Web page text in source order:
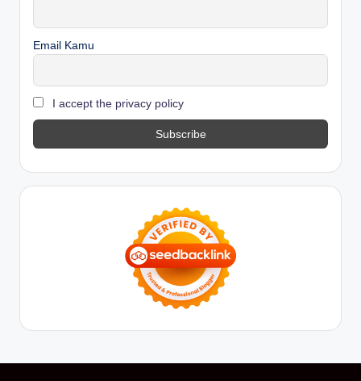
Email Kamu
I accept the privacy policy